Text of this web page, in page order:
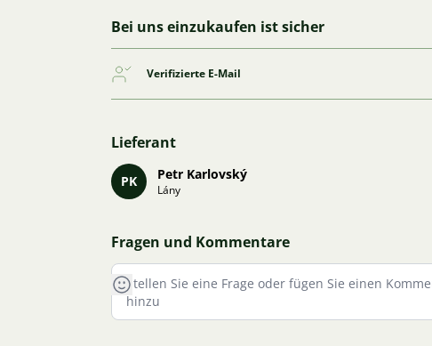
Bei uns einzukaufen ist sicher
Verifizierte E-Mail
Lieferant
PK Petr Karlovský
Lány
Fragen und Kommentare